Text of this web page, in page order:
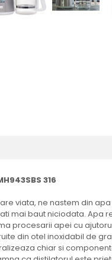
316
viata, ne nastem din
mai baut niciodata. Apa
procesarii apei cu
din otel inoxidabil de
chiar si